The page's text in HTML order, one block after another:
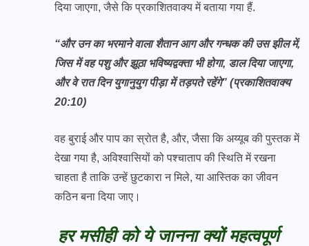
दिया जाएगा, जैसे कि प्रकाशितवाक्य में बताया गया हैं.
“और उन का भरमाने वाला शैतान आग और गन्धक की उस झील में,
जिस में वह पशु और झूठा भविष्यद्वक्ता भी होगा, डाल दिया जाएगा,
और वे रात दिन युगानुयुग पीड़ा में तड़पते रहेंगे” (प्रकाशितवाक्य
20:10)
वह बुराई और पाप का स्रोत है, और, जैसा कि अय्यूब की पुस्तक में
देखा गया है, अविश्वासियों को पश्चाताप की स्थिति में रखना
चाहता है ताकि उन्हें छुटकारा न मिले, या आस्तिक का जीवन
कठिन बना दिया जाए।
हर मसीही को ये जानना क्यों महत्वपूर्ण